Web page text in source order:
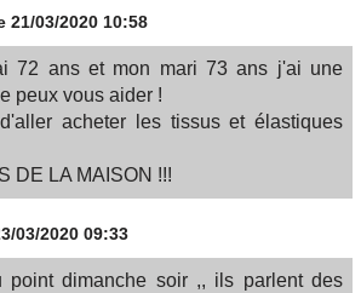
21/03/2020 10:58
72 ans et mon mari 73 ans j'ai une
peux vous aider !
acheter les tissus et élastiques
DE LA MAISON !!!
03/2020 09:33
point dimanche soir ,, ils parlent des